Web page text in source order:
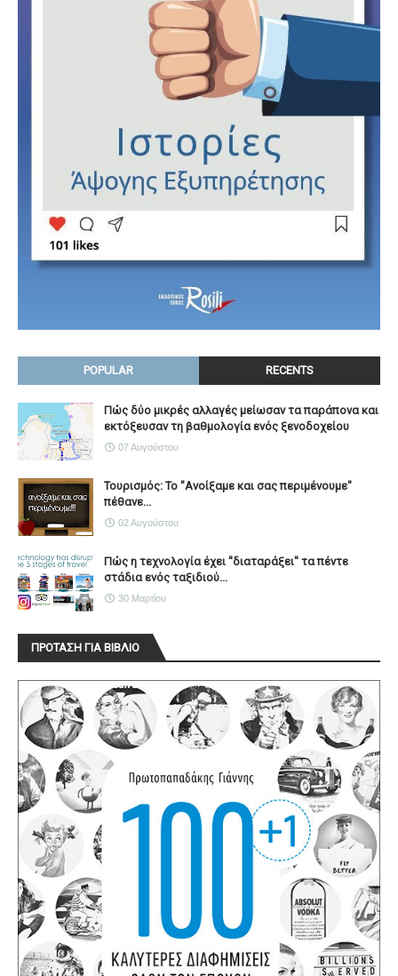
POPULAR RECENTS
Πώς δύο μικρές αλλαγές μείωσαν τα παράπονα και
εκτόξευσαν τη βαθμολογία ενός ξενοδοχείου
07 Αυγούστου
Τουρισμός: Το "Ανοίξαμε και σας περιμένουμε"
πέθανε...
02 Αυγούστου
Πώς η τεχνολογία έχει ''διαταράξει'' τα πέντε
στάδια ενός ταξιδιού...
30 Μαρτίου
ΠΡΟΤΑΣΗ ΓΙΑ ΒΙΒΛΙΟ